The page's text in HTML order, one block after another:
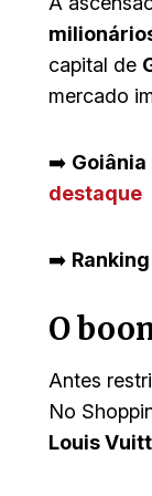
capital de
mercado
➡️ Goiânia
destaque
➡️
O
Antes
No
Louis